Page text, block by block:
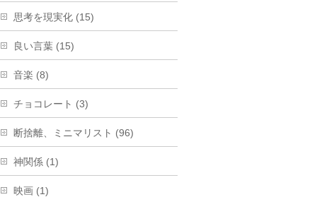
思考を現実化 (15)
良い言葉 (15)
音楽 (8)
チョコレート (3)
断捨離、ミニマリスト (96)
神関係 (1)
映画 (1)